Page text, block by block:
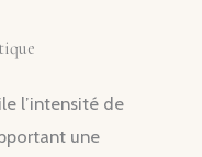
l’intensité de
une